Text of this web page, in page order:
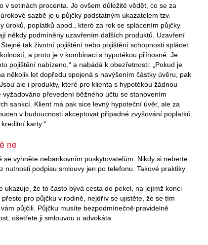
v setinách procenta. Je ovšem důležité vědět, co se za
sazbě je u půjčky podstatným ukazatelem tzv.
úroků, poplatků apod., které za rok se splácením půjčky
někdy podmíněny uzavřením dalších produktů. Uzavření
tak životní pojištění nebo pojištění schopnosti splácet
a proto je v kombinaci s hypotékou přínosné. Je
pojištění nabízeno,“ a nabádá k obezřetnosti: „Pokud je
několik let dopředu spojená s navýšením částky úvěru, pak
ale i produkty, které pro klienta s hypotékou žádnou
převedení běžného účtu se stanovením
sankcí. Klient má pak sice levný hypoteční úvěr, ale za
v budoucnosti akceptovat případné zvyšování poplatků.
karty.“
ne
vyhněte nebankovním poskytovatelům. Nikdy si neberte
podpisu smlouvy jen po telefonu. Takové praktiky
ukazuje, že to často bývá cesta do pekel, na jejímž konci
pro půjčku v rodině, nejdřív se ujistěte, že se tím
půjčili. Půjčku musíte bezpodmínečně pravidelně
ošetřete ji smlouvou u advokáta.